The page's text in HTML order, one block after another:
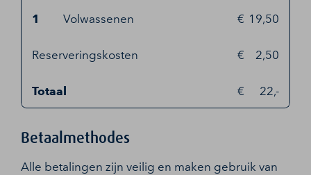
1 Volwassenen 19,50
Reserveringskosten 2,50
Totaal 22,-
Betaalmethodes
Alle betalingen zijn veilig en maken gebruik van